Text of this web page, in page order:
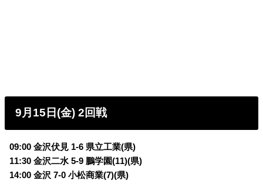
9月15日(金) 2回戦
09:00 金沢伏見 1-6 県立工業(県)
11:30 金沢二水 5-9 鵬学園(11)(県)
14:00 金沢 7-0 小松商業(7)(県)